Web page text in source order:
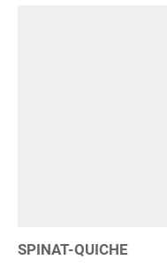
SPINAT-QUICHE